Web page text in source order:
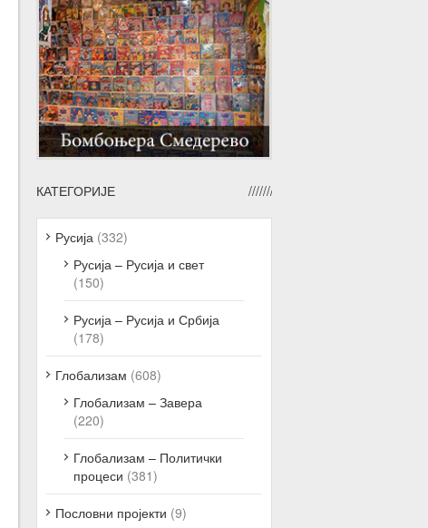
КАТЕГОРИЈЕ
Русија (332)
Русија – Русија и свет
(150)
Русија – Русија и Србија
(178)
Глобализам (608)
Глобализам – Завера
(220)
Глобализам – Политички
процеси (381)
Пословни пројекти (9)